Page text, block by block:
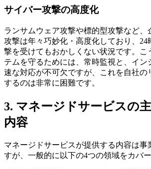
サイバー攻撃の高度化
ランサムウェア攻撃や標的型攻撃など、
攻撃は年々巧妙化・高度化しており、24
撃を受けてもおかしくない状況です。こ
テムを守るためには、常時監視と、イン
速な対応が不可欠ですが、これを自社の
するのは非常に困難です。
3. マネージドサービスの
内容
マネージドサービスが提供する内容は事
すが、一般的に以下の4つの領域をカバー